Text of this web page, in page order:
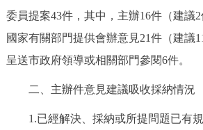
便民服務 利企服務
仲介服務 陽光政務
政民互動
委員提案43件，其中，主辦16件（建議
國家有關部門提供會辦意見21件（建議
呈送市政府領導或相關部門參閱6件。
二、主辦件意見建議吸收採納情況
1.已經解決、採納或所提問題已有規